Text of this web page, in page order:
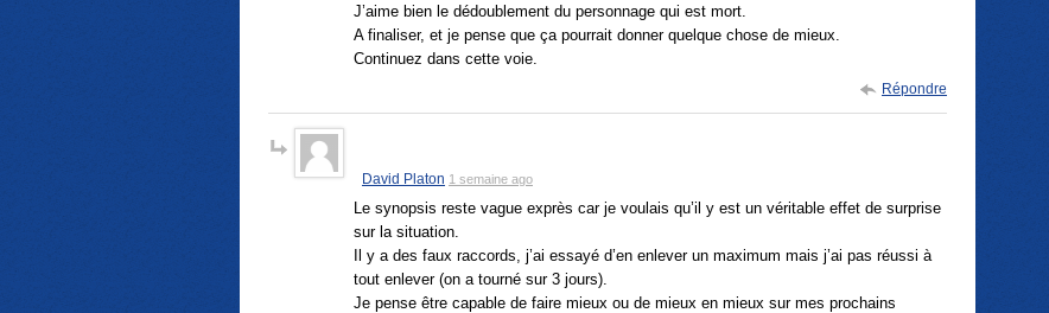
J’aime bien le dédoublement du personnage qui est mort.
A finaliser, et je pense que ça pourrait donner quelque chose de mieux.
Continuez dans cette voie.
Répondre
David Platon 1 semaine ago
Le synopsis reste vague exprès car je voulais qu’il y est un véritable effet de surprise
sur la situation.
Il y a des faux raccords, j’ai essayé d’en enlever un maximum mais j’ai pas réussi à
tout enlever (on a tourné sur 3 jours).
Je pense être capable de faire mieux ou de mieux en mieux sur mes prochains